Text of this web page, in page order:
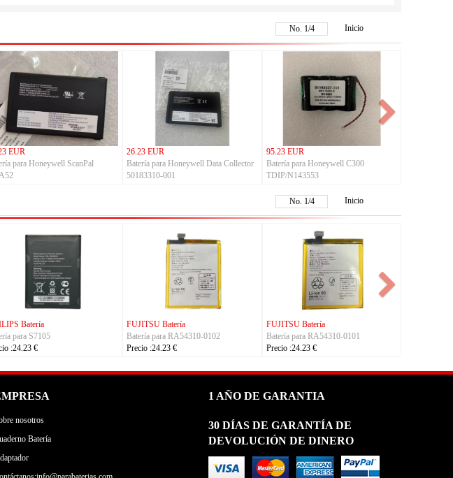
No. 1/4 Inicio
EUR
para Honeywell ScanPal
26.23 EUR
Batería para Honeywell Data Collector
50183310-001
95.23 EUR
Batería para Honeywell C300
TDIP/N143553
No. 1/4 Inicio
Batería para RA07504-1091
Batería para 5AAXBT134JAA
Batería para 5AAXBT113JAA
nosotros
Batería
1 AÑO DE GARANTIA
30 DÍAS DE GARANTÍA DE
DEVOLUCIÓN DE DINERO